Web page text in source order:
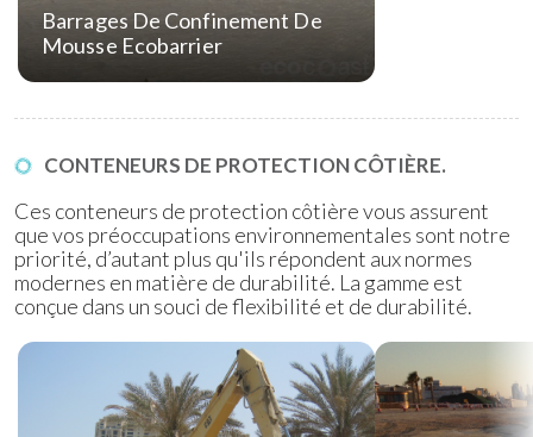
Barrages De Confinement De
Mousse Ecobarrier
CONTENEURS DE PROTECTION CÔTIÈRE.
Ces conteneurs de protection côtière vous assurent
que vos préoccupations environnementales sont notre
priorité, d’autant plus qu'ils répondent aux normes
modernes en matière de durabilité. La gamme est
conçue dans un souci de flexibilité et de durabilité.